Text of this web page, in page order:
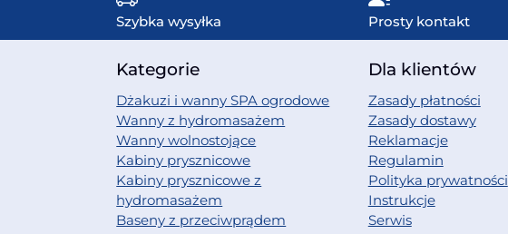
Szybka wysyłka Prosty kontakt
Kategorie
Dżakuzi i wanny SPA ogrodowe
Wanny z hydromasażem
Wanny wolnostojące
Kabiny prysznicowe
Kabiny prysznicowe z
hydromasażem
Baseny z przeciwprądem
Dla klientów
Zasady płatności
Zasady dostawy
Reklamacje
Regulamin
Polityka prywatności
Instrukcje
Serwis